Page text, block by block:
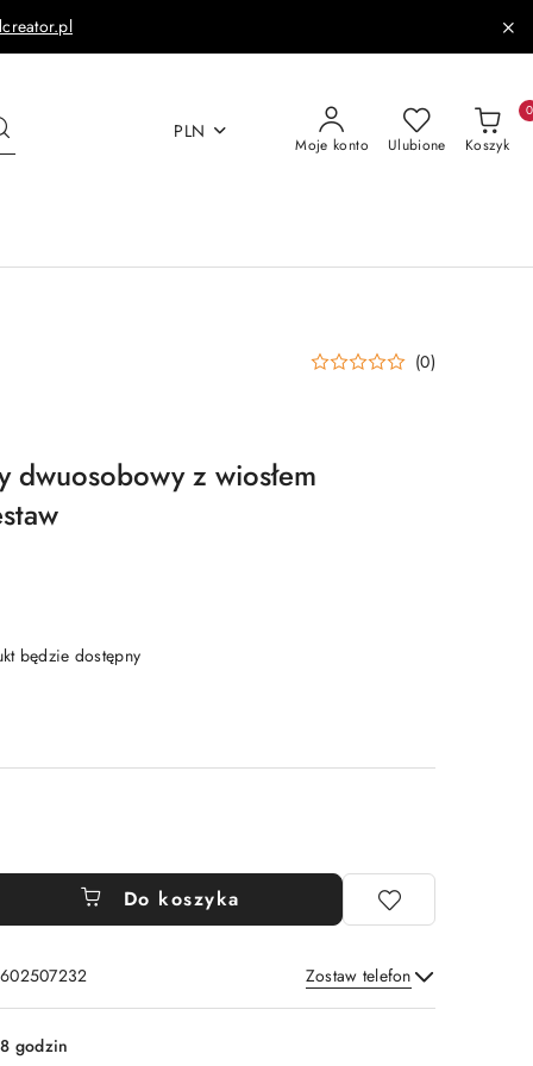
PLN
Moje konto Ulubione Koszyk
0
(0)
dwuosobowy z wiosłem
będzie dostępny
Do koszyka
Zostaw telefon
Wyślij
godzin